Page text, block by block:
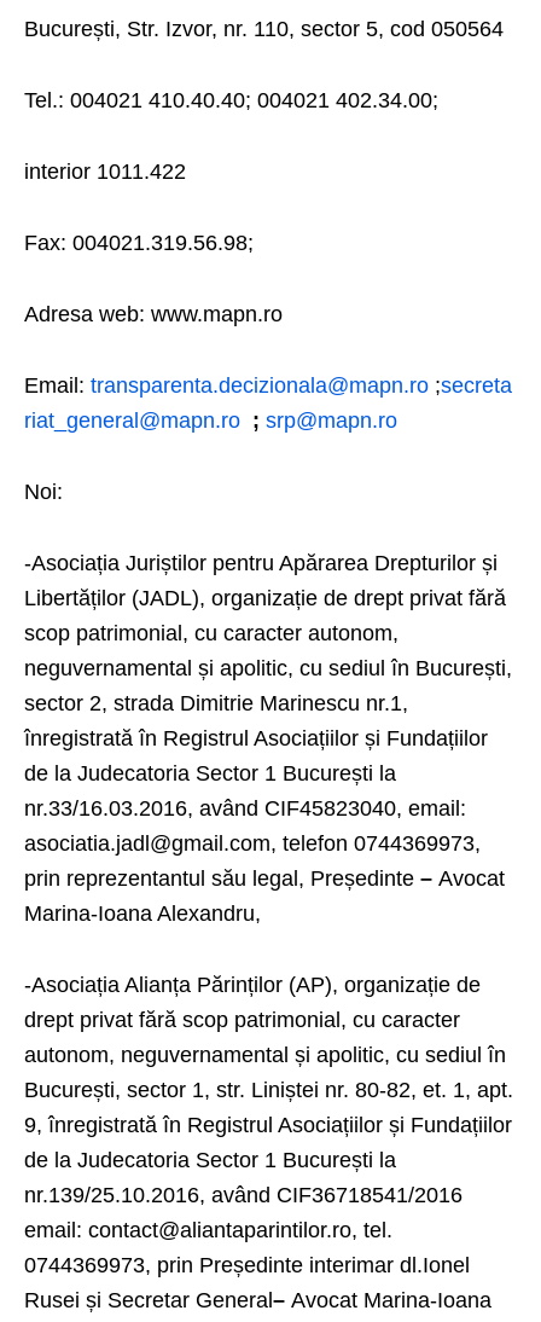
București, Str. Izvor, nr. 110, sector 5, cod 050564
Tel.: 004021 410.40.40; 004021 402.34.00;
interior 1011.422
Fax: 004021.319.56.98;
Adresa web: www.mapn.ro
Email: transparenta.decizionala@mapn.ro ;secreta
riat_general@mapn.ro ; srp@mapn.ro
Noi:
-Asociația Juriștilor pentru Apărarea Drepturilor și
Libertăților (JADL), organizație de drept privat fără
scop patrimonial, cu caracter autonom,
neguvernamental și apolitic, cu sediul în București,
sector 2, strada Dimitrie Marinescu nr.1,
înregistrată în Registrul Asociațiilor și Fundațiilor
de la Judecatoria Sector 1 București la
nr.33/16.03.2016, având CIF45823040, email:
asociatia.jadl@gmail.com, telefon 0744369973,
prin reprezentantul său legal, Președinte – Avocat
Marina-Ioana Alexandru,
-Asociația Alianța Părinților (AP), organizație de
drept privat fără scop patrimonial, cu caracter
autonom, neguvernamental și apolitic, cu sediul în
București, sector 1, str. Liniștei nr. 80-82, et. 1, apt.
9, înregistrată în Registrul Asociațiilor și Fundațiilor
de la Judecatoria Sector 1 București la
nr.139/25.10.2016, având CIF36718541/2016
email: contact@aliantaparintilor.ro, tel.
0744369973, prin Președinte interimar dl.Ionel
Rusei și Secretar General – Avocat Marina-Ioana